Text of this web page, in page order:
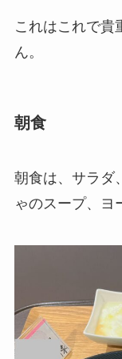
これはこれで貴
ん。
朝食
朝食は、サラダ
ゃのスープ、ヨ